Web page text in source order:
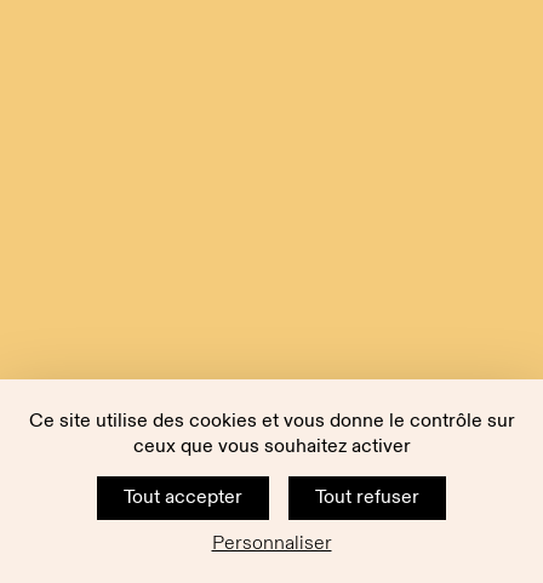
Ce site utilise des cookies et vous donne le contrôle sur
ceux que vous souhaitez activer
Tout accepter
Tout refuser
Personnaliser